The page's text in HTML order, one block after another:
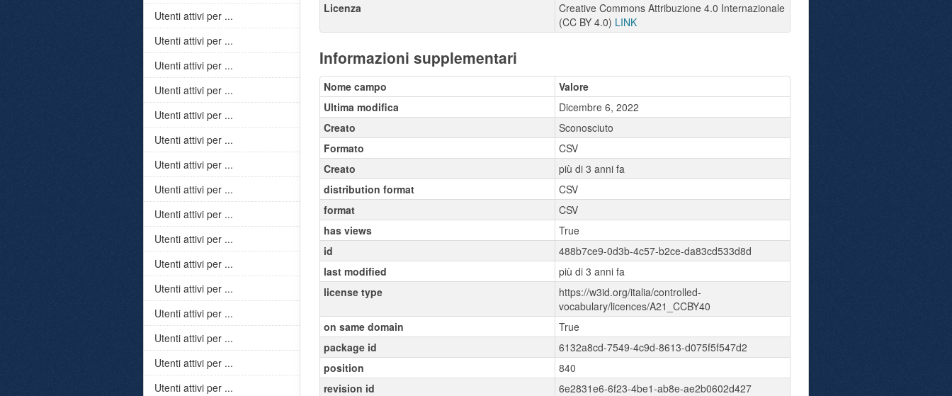
Licenza
Creative Commons Attribuzione 4.0 Internazionale
(CC BY 4.0) LINK
Informazioni supplementari
Nome campo
Valore
Ultima modifica
Dicembre 6, 2022
Creato
Sconosciuto
Formato
CSV
Creato
più di 3 anni fa
distribution format
CSV
format
CSV
has views
True
id
488b7ce9-0d3b-4c57-b2ce-da83cd533d8d
last modified
più di 3 anni fa
license type
https://w3id.org/italia/controlled-
vocabulary/licences/A21_CCBY40
on same domain
True
package id
6132a8cd-7549-4c9d-8613-d075f5f547d2
position
840
revision id
6e2831e6-6f23-4be1-ab8e-ae2b0602d427
Utenti attivi per ...
Utenti attivi per ...
Utenti attivi per ...
Utenti attivi per ...
Utenti attivi per ...
Utenti attivi per ...
Utenti attivi per ...
Utenti attivi per ...
Utenti attivi per ...
Utenti attivi per ...
Utenti attivi per ...
Utenti attivi per ...
Utenti attivi per ...
Utenti attivi per ...
Utenti attivi per ...
Utenti attivi per ...